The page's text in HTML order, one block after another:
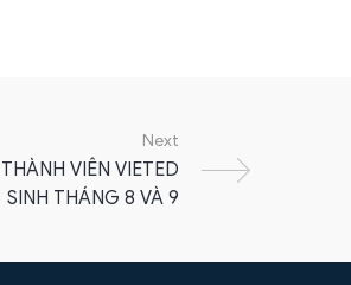
Next